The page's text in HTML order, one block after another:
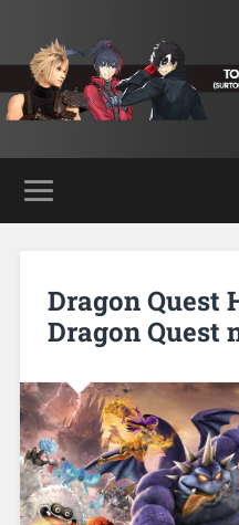
Dragon Quest
Dragon Quest